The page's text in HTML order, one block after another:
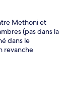
Methoni et
(pas dans la
dans le
revanche